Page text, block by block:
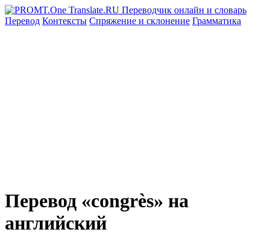
Перевод Контексты Спряжение и склонение Грамматика
Перевод «congrès» на
английский